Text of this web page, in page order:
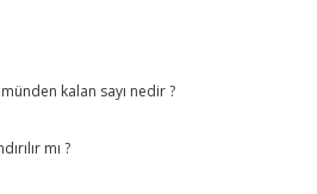
kalan sayı nedir ?
mı ?